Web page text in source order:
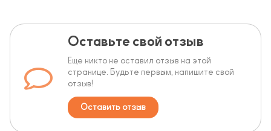
Оставьте свой отзыв
Еще никто не оставил отзыв на этой
странице. Будьте первым, напишите свой
отзыв!
Оставить отзыв